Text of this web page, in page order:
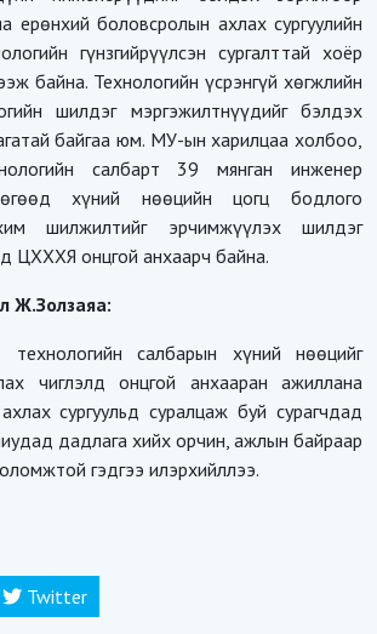
ерөнхий боловсролын ахлах сургуулийн
гүнзгийрүүлсэн сургалттай хоёр
байна. Технологийн үсрэнгүй хөгжлийн
шилдэг мэргэжилтнүүдийг бэлдэх
байгаа юм. МУ-ын харилцаа холбоо,
салбарт 39 мянган инженер
хүний нөөцийн цогц бодлого
шилжилтийг эрчимжүүлэх шилдэг
ЦХХХЯ онцгой анхаарч байна.
Ж.Золзаяа:
салбарын хүний нөөцийг
чиглэлд онцгой анхааран ажиллана
сургуульд суралцаж буй сурагчдад
дадлага хийх орчин, ажлын байраар
гэдгээ илэрхийллээ.
Twitter